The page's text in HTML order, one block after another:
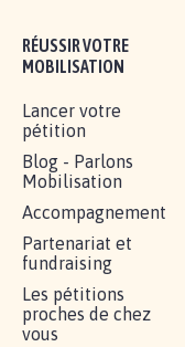
RÉUSSIR VOTRE
MOBILISATION
Lancer votre
pétition
Blog - Parlons
Mobilisation
Accompagnement
Partenariat et
fundraising
Les pétitions
proches de chez
vous